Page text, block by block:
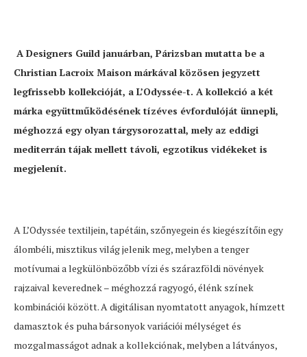
A Designers Guild januárban, Párizsban mutatta be a
Christian Lacroix Maison márkával közösen jegyzett
legfrissebb kollekcióját, a L’Odyssée-t. A kollekció a két
márka együttműködésének tízéves évfordulóját ünnepli,
méghozzá egy olyan tárgysorozattal, mely az eddigi
mediterrán tájak mellett távoli, egzotikus vidékeket is
megjelenít.
A L’Odyssée textiljein, tapétáin, szőnyegein és kiegészítőin egy
álombéli, misztikus világ jelenik meg, melyben a tenger
motívumai a legkülönbözőbb vízi és szárazföldi növények
rajzaival keverednek – méghozzá ragyogó, élénk színek
kombinációi között. A digitálisan nyomtatott anyagok, hímzett
damasztok és puha bársonyok variációi mélységet és
mozgalmasságot adnak a kollekciónak, melyben a látványos,